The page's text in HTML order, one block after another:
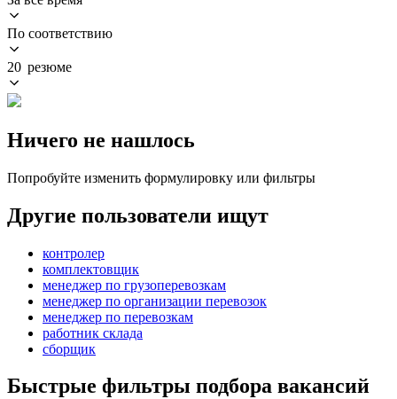
По соответствию
20 резюме
Ничего не нашлось
Попробуйте изменить формулировку или фильтры
Другие пользователи ищут
контролер
комплектовщик
менеджер по грузоперевозкам
менеджер по организации перевозок
менеджер по перевозкам
работник склада
сборщик
Быстрые фильтры подбора вакансий